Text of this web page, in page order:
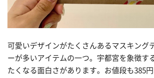
可愛いデザインがたくさんあるマスキング
ーが多いアイテムの一つ。宇都宮を象徴す
たくなる面白さがあります。お値段も385